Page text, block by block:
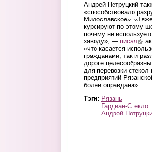
Андрей Петруцкий
«способствовало
Милославское».
курсируют по этому
почему не
заводу», — писал (link
«что касается
гражданами, так и
дороге
для перевозки стекол
предприятий
более оправдана».
Тэги: Рязань
Гардиан-Стекло
Андрей